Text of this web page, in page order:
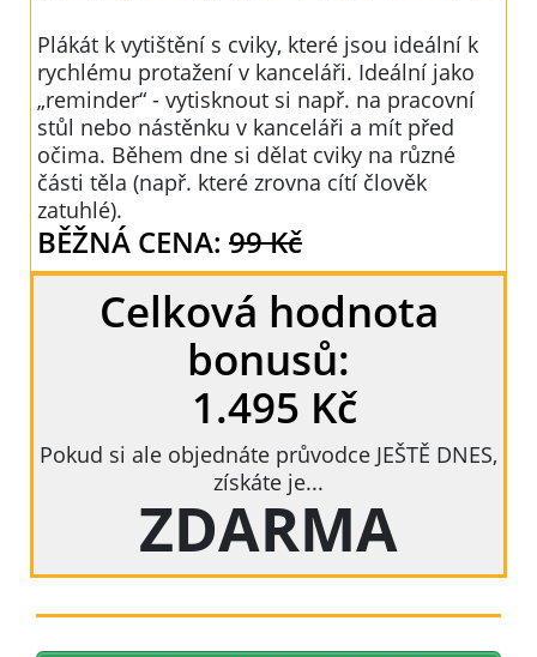
Plákát k vytištění s cviky, které jsou ideální k
rychlému protažení v kanceláři. Ideální jako
„reminder“ - vytisknout si např. na pracovní
stůl nebo nástěnku v kanceláři a mít před
očima. Během dne si dělat cviky na různé
části těla (např. které zrovna cítí člověk
zatuhlé).
BĚŽNÁ CENA: 99 Kč
Celková hodnota
bonusů:
1.495 Kč
Pokud si ale objednáte průvodce JEŠTĚ DNES,
získáte je...
ZDARMA